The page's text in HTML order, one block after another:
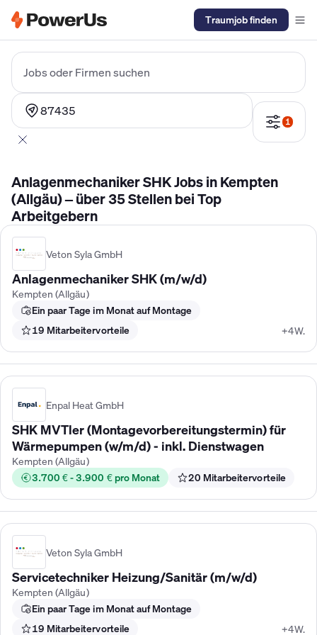
Traumjob finden
Jobs oder Firmen suchen
87435
1
Anlagenmechaniker SHK Jobs in Kempten
(Allgäu) – über 35 Stellen bei Top
Arbeitgebern
Veton Syla GmbH
Anlagenmechaniker SHK (m/w/d)
Kempten (Allgäu)
Ein paar Tage im Monat auf Montage
19 Mitarbeitervorteile
+4W.
Enpal Heat GmbH
SHK MVTler (Montagevorbereitungstermin) für
Wärmepumpen (w/m/d) - inkl. Dienstwagen
Kempten (Allgäu)
3.700 € - 3.900 € pro Monat
20 Mitarbeitervorteile
Veton Syla GmbH
Servicetechniker Heizung/Sanitär (m/w/d)
Kempten (Allgäu)
Ein paar Tage im Monat auf Montage
19 Mitarbeitervorteile
+4W.